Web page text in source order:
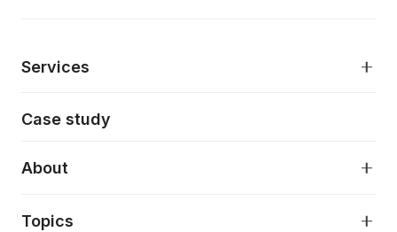
Services
AI駆動開発支援
デジタルプロダクトデザイン
デザインシステム構築支援
Case study
About
About
Topics